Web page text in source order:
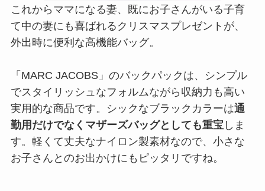
これからママになる妻、既にお子さんがいる子育
て中の妻にも喜ばれるクリスマスプレゼントが、
外出時に便利な高機能バッグ。
「MARC JACOBS」のバックパックは、シンプル
でスタイリッシュなフォルムながら収納力も高い
実用的な商品です。シックなブラックカラーは通
勤用だけでなくマザーズバッグとしても重宝 しま
す。軽くて丈夫なナイロン製素材なので、小さな
お子さんとのお出かけにもピッタリですね。